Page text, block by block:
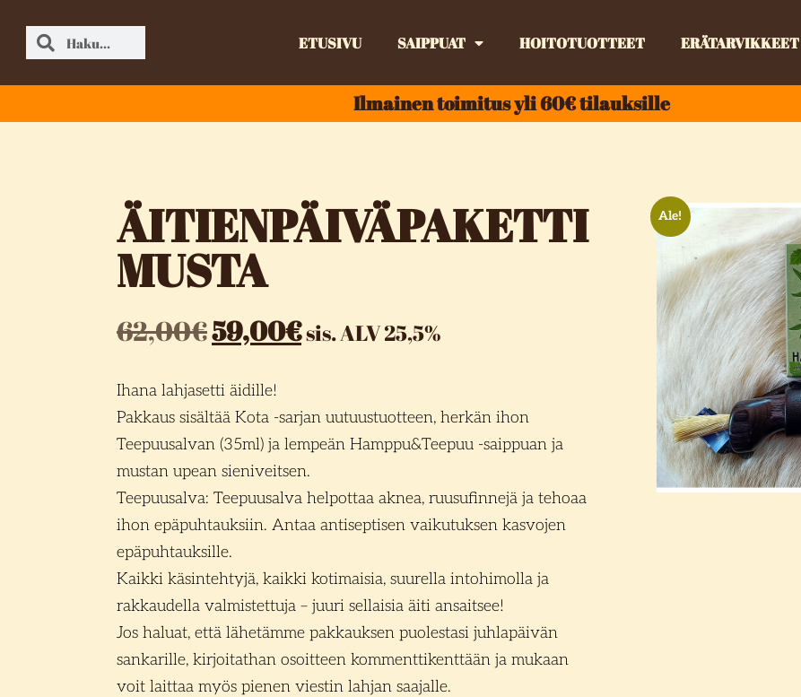
ETUSIVU SAIPPUAT HOITOTUOTTEET ERÄTARVIKKEET
Ilmainen toimitus yli 60€ tilauksille
ÄITIENPÄIVÄPAKETTI
MUSTA
62,00€59,00€sis. ALV 25,5%
Ihana lahjasetti äidille!
Pakkaus sisältää Kota -sarjan uutuustuotteen, herkän ihon
Teepuusalvan (35ml) ja lempeän Hamppu&Teepuu -saippuan ja
mustan upean sieniveitsen.
Teepuusalva: Teepuusalva helpottaa aknea, ruusufinnejä ja tehoaa
ihon epäpuhtauksiin. Antaa antiseptisen vaikutuksen kasvojen
epäpuhtauksille.
Kaikki käsintehtyjä, kaikki kotimaisia, suurella intohimolla ja
rakkaudella valmistettuja – juuri sellaisia äiti ansaitsee!
Jos haluat, että lähetämme pakkauksen puolestasi juhlapäivän
sankarille, kirjoitathan osoitteen kommenttikenttään ja mukaan
voit laittaa myös pienen viestin lahjan saajalle.
Ale!